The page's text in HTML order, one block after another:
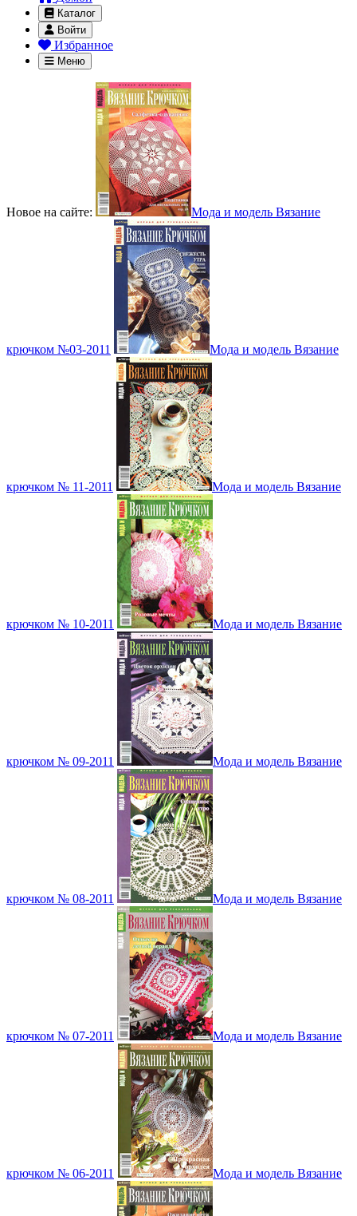
Каталог
Войти
Избранное
Меню
Новое на сайте: Мода и модель Вязание
крючком №03-2011 Мода и модель Вязание
крючком № 11-2011 Мода и модель Вязание
крючком № 10-2011 Мода и модель Вязание
крючком № 09-2011 Мода и модель Вязание
крючком № 08-2011 Мода и модель Вязание
крючком № 07-2011 Мода и модель Вязание
крючком № 06-2011 Мода и модель Вязание